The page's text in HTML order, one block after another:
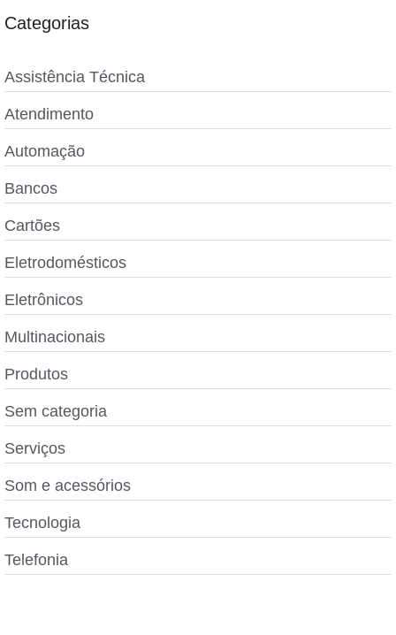
Categorias
Assistência Técnica
Atendimento
Automação
Bancos
Cartões
Eletrodomésticos
Eletrônicos
Multinacionais
Produtos
Sem categoria
Serviços
Som e acessórios
Tecnologia
Telefonia